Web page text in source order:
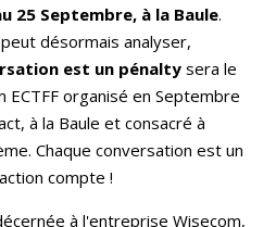
25 Septembre, à la Baule.
désormais analyser,
est un pénalty sera le
ECTFF organisé en Septembre
à la Baule et consacré à
Chaque conversation est un
compte !
à l'entreprise Wisecom,